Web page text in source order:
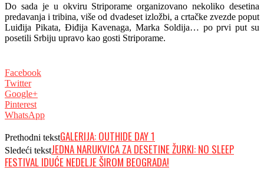
Do sada je u okviru Striporame organizovano nekoliko desetina
predavanja i tribina, više od dvadeset izložbi, a crtačke zvezde poput
Luiđija Pikata, Điđija Kavenaga, Marka Soldija… po prvi put su
posetili Srbiju upravo kao gosti Striporame.
Facebook
Twitter
Google+
Pinterest
WhatsApp
Prethodni tekstGALERIJA: OUTHIDE DAY 1
Sledeći tekstJEDNA NARUKVICA ZA DESETINE ŽURKI: NO SLEEP
FESTIVAL IDUĆE NEDELJE ŠIROM BEOGRADA!